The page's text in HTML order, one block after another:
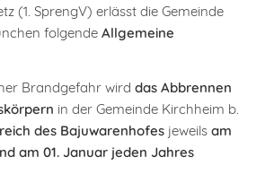
(1. SprengV) erlässt die Gemeinde
folgende Allgemeine
Brandgefahr wird das Abbrennen
in der Gemeinde Kirchheim b.
des Bajuwarenhofesjeweils am
am 01. Januar jeden Jahres